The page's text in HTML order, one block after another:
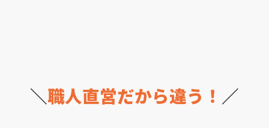
＼職人直営だから違う！ ／